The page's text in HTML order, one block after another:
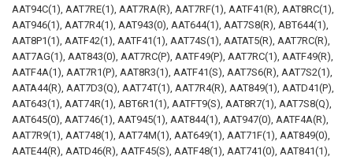
AAT94C(1), AAT7RE(1), AAT7RA(R), AAT7RF(1), AATF41(R), AAT8RC(1),
AAT946(1), AAT7R4(1), AAT943(0), AAT644(1), AAT7S8(R), ABT644(1),
AAT8P1(1), AATF42(1), AATF41(1), AAT74S(1), AATAT5(R), AAT7RC(R),
AAT7AG(1), AAT843(0), AAT7RC(P), AATF49(P), AAT7RC(1), AATF49(R),
AATF4A(1), AAT7R1(P), AAT8R3(1), AATF41(S), AAT7S6(R), AAT7S2(1),
AATA44(R), AAT7D3(Q), AAT74T(1), AAT7R4(R), AAT849(1), AATD41(P),
AAT643(1), AAT74R(1), ABT6R1(1), AATFT9(S), AAT8R7(1), AAT7S8(Q),
AAT645(0), AAT746(1), AAT945(1), AAT844(1), AAT947(0), AATF4A(R),
AAT7R9(1), AAT748(1), AAT74M(1), AAT649(1), AAT71F(1), AAT849(0),
AATE44(R), AATD46(R), AATF45(S), AATF48(1), AAT741(0), AAT841(1),